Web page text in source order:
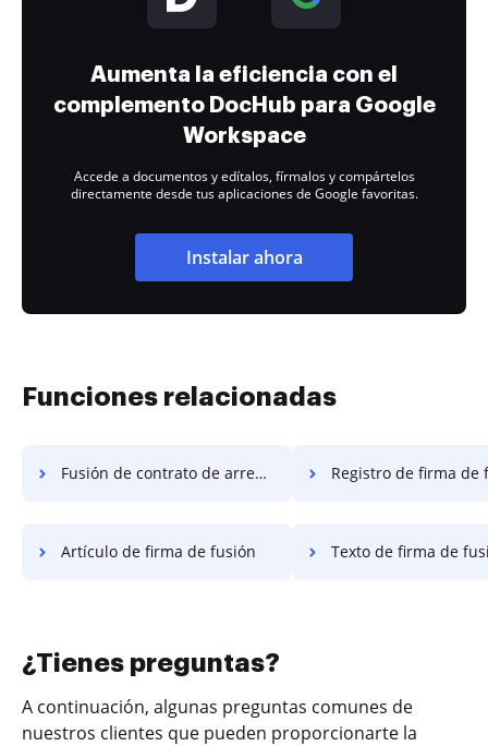
Aumenta la eficiencia con el
complemento DocHub para Google
Workspace
Accede a documentos y edítalos, fírmalos y compártelos
directamente desde tus aplicaciones de Google favoritas.
Instalar ahora
Funciones relacionadas
Fusión de contrato de arrendamiento Registro de firma de
Artículo de firma de fusión Texto de firma de
¿Tienes preguntas?
A continuación, algunas preguntas comunes de
nuestros clientes que pueden proporcionarte la